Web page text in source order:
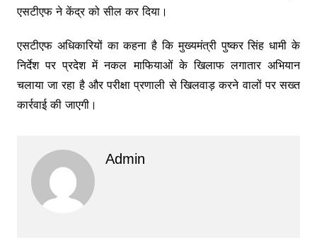
एसटीएफ ने केंद्र को सील कर दिया।
एसटीएफ अधिकारियों का कहना है कि मुख्यमंत्री पुष्कर सिंह धामी के
निर्देश पर प्रदेश में नकल माफियाओं के खिलाफ लगातार अभियान
चलाया जा रहा है और परीक्षा प्रणाली से खिलवाड़ करने वालों पर सख्त
कार्रवाई की जाएगी।
Admin